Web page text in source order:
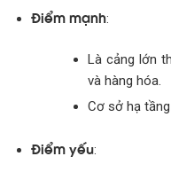
Điểm mạnh:
Là cảng lớn
và hàng hóa.
Cơ sở hạ
Điểm yếu: